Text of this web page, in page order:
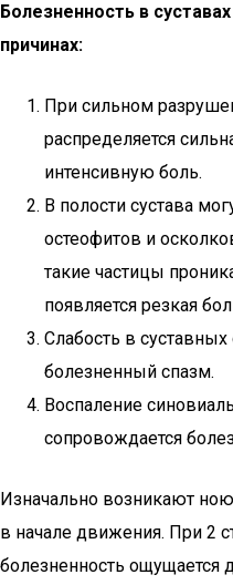
Болезненность в
причинах:
При сильном
распределяется
интенсивную боль.
В полости сустава
остеофитов и
такие частицы
появляется резкая
Слабость в
болезненный спазм.
Воспаление
сопровождается
Изначально возникают
в начале движения. При 2
болезненность ощущается